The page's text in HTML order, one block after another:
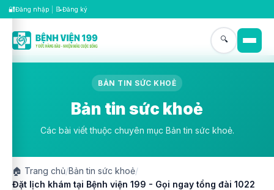
🔐Đăng nhập 📝Đăng ký
🔍
BẢN TIN SỨC KHOẺ
Bản tin sức khoẻ
Các bài viết thuộc chuyên mục Bản tin sức khoẻ.
🏠 Trang chủ/Bản tin sức khoẻ/
Đặt lịch khám tại Bệnh viện 199 - Gọi ngay tổng đài 1022